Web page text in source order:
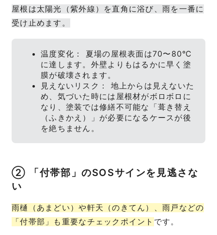
屋根は太陽光（紫外線）を直角に浴び、雨を一番に
受け止めます。
温度変化： 夏場の屋根表面は70〜80℃
に達します。外壁よりもはるかに早く塗
膜が破壊されます。
見えないリスク： 地上からは見えないた
め、気づいた時には屋根材がボロボロに
なり、塗装では修繕不可能な「葺き替え
（ふきかえ）」が必要になるケースが後
を絶ちません。
② 「付帯部」のSOSサインを見逃さな
い
雨樋（あまどい）や軒天（のきてん）、雨戸などの
「付帯部」も重要なチェックポイント です。